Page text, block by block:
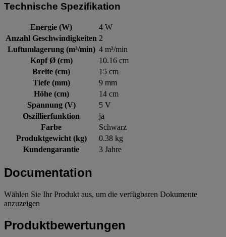
Technische Spezifikation
Energie (W)
4 W
Anzahl Geschwindigkeiten 2
Luftumlagerung (m³/min) 4 m³/min
Kopf Ø (cm)
10.16 cm
Breite (cm)
15 cm
Tiefe (mm)
9 mm
Höhe (cm)
14 cm
Spannung (V)
5 V
Oszillierfunktion
ja
Farbe
Schwarz
Produktgewicht (kg)
0.38 kg
Kundengarantie
3 Jahre
Documentation
Wählen Sie Ihr Produkt aus, um die verfügbaren Dokumente
anzuzeigen
Produktbewertungen